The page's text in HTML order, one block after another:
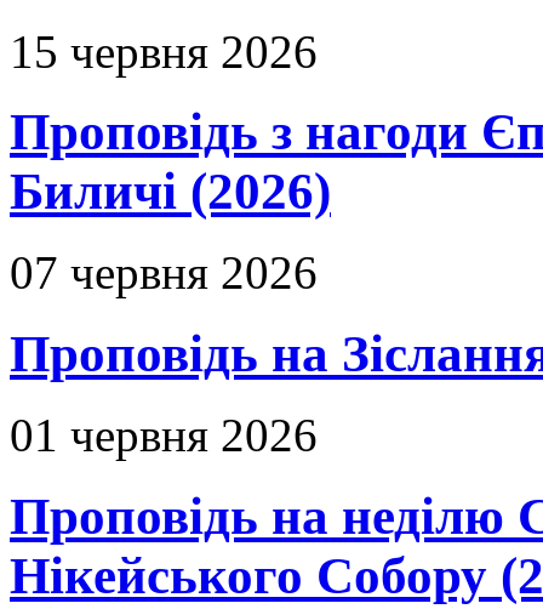
15 червня 2026
Проповідь з нагоди
Биличі (2026)
07 червня 2026
Проповідь на
01 червня 2026
Проповідь на неділю
Нікейського Собору